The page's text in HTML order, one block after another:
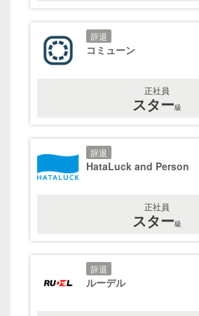
辞退
コミューン
正社員
スター級
辞退
HataLuck and Person
正社員
スター級
辞退
ルーデル